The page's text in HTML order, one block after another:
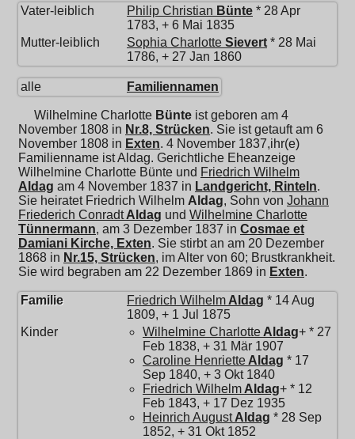
Vater-leiblich Philip Christian Bünte * 28 Apr
1783, + 6 Mai 1835
Mutter-leiblich
Sophia Charlotte Sievert * 28 Mai
1786, + 27 Jan 1860
alle Familiennamen
Wilhelmine Charlotte Bünte ist geboren am 4
November 1808 in Nr.8, Strücken. Sie ist getauft am 6
November 1808 in Exten. 4 November 1837,ihr(e)
Familienname ist Aldag. Gerichtliche Eheanzeige
Wilhelmine Charlotte Bünte und Friedrich Wilhelm
Aldag am 4 November 1837 in Landgericht, Rinteln.
Sie heiratet Friedrich Wilhelm Aldag, Sohn von Johann
Friederich Conradt Aldag und Wilhelmine Charlotte
Tünnermann, am 3 Dezember 1837 in Cosmae et
Damiani Kirche, Exten. Sie stirbt an am 20 Dezember
1868 in Nr.15, Strücken, im Alter von 60; Brustkrankheit.
Sie wird begraben am 22 Dezember 1869 in Exten.
Familie Friedrich Wilhelm Aldag * 14 Aug
1809, + 1 Jul 1875
Kinder
Wilhelmine Charlotte Aldag+ * 27
Feb 1838, + 31 Mär 1907
Caroline Henriette Aldag * 17
Sep 1840, + 3 Okt 1840
Friedrich Wilhelm Aldag+ * 12
Feb 1843, + 17 Dez 1935
Heinrich August Aldag * 28 Sep
1852, + 31 Okt 1852